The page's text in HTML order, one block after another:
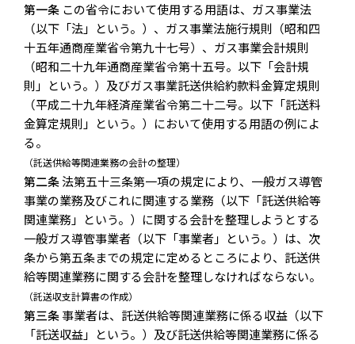
第一条 この省令において使用する用語は、ガス事業法
（以下「法」という。）、ガス事業法施行規則（昭和四
十五年通商産業省令第九十七号）、ガス事業会計規則
（昭和二十九年通商産業省令第十五号。以下「会計規
則」という。）及びガス事業託送供給約款料金算定規則
（平成二十九年経済産業省令第二十二号。以下「託送料
金算定規則」という。）において使用する用語の例によ
る。
（託送供給等関連業務の会計の整理）
第二条法第五十三条第一項の規定により、一般ガス導管
事業の業務及びこれに関連する業務（以下「託送供給等
関連業務」という。）に関する会計を整理しようとする
一般ガス導管事業者（以下「事業者」という。）は、次
条から第五条までの規定に定めるところにより、託送供
給等関連業務に関する会計を整理しなければならない。
（託送収支計算書の作成）
第三条事業者は、託送供給等関連業務に係る収益（以下
「託送収益」という。）及び託送供給等関連業務に係る